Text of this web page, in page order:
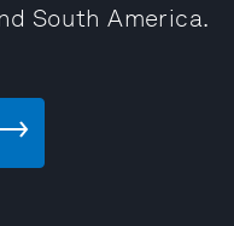
South America.